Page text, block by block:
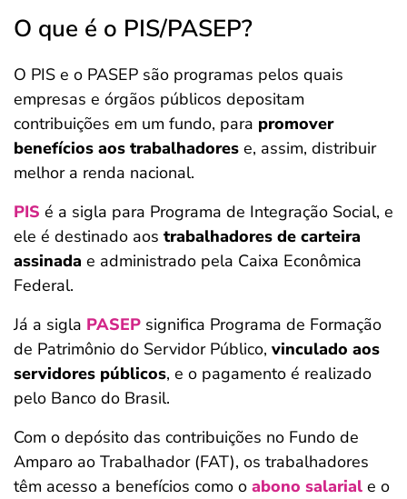
O que é o PIS/PASEP?
O PIS e o PASEP são programas pelos quais
empresas e órgãos públicos depositam
contribuições em um fundo, para promover
benefícios aos trabalhadores e, assim, distribuir
melhor a renda nacional.
PIS é a sigla para Programa de Integração Social, e
ele é destinado aos trabalhadores de carteira
assinada e administrado pela Caixa Econômica
Federal.
Já a sigla PASEP significa Programa de Formação
de Patrimônio do Servidor Público, vinculado aos
servidores públicos, e o pagamento é realizado
pelo Banco do Brasil.
Com o depósito das contribuições no Fundo de
Amparo ao Trabalhador (FAT), os trabalhadores
têm acesso a benefícios como o abono salarial e o